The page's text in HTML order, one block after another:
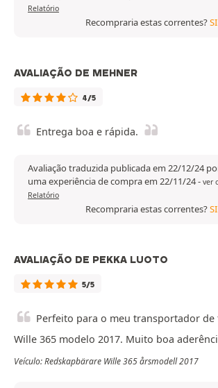
Relatório
Recompraria estas correntes?
AVALIAÇÃO DE MEHNER
4/5
Entrega boa e rápida.
Avaliação traduzida publicada em 22/12/24
uma experiência de compra em 22/11/24- ver
Relatório
Recompraria estas correntes?
AVALIAÇÃO DE PEKKA LUOTO
5/5
Perfeito para o meu transportador de
Wille 365 modelo 2017. Muito boa
Veículo: Redskapbärare Wille 365 årsmodell 2017